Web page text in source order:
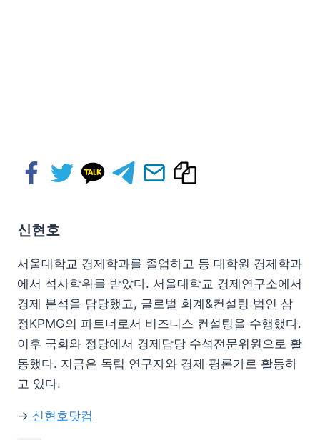
신현호
서울대학교 경제학과를 졸업하고 동 대학원 경제학과
에서 석사학위를 받았다. 서울대학교 경제연구소에서
경제 분석을 담당했고, 글로벌 회계&컨설팅 법인 삼
정KPMG의 파트너로서 비즈니스 컨설팅을 수행했다.
이후 국회와 정당에서 경제담당 수석전문위원으로 활
동했다. 지금은 독립 연구자와 경제 평론가로 활동하
고 있다.
→ 신현호닷컴